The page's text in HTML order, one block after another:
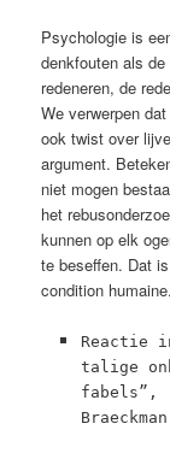
Psychologie is
denkfouten als
redeneren, de
We verwerpen
ook twist over
argument.
niet mogen
het
kunnen op elk
te beseffen. Dat
condition humaine.
Reactie
talige
fabels”,